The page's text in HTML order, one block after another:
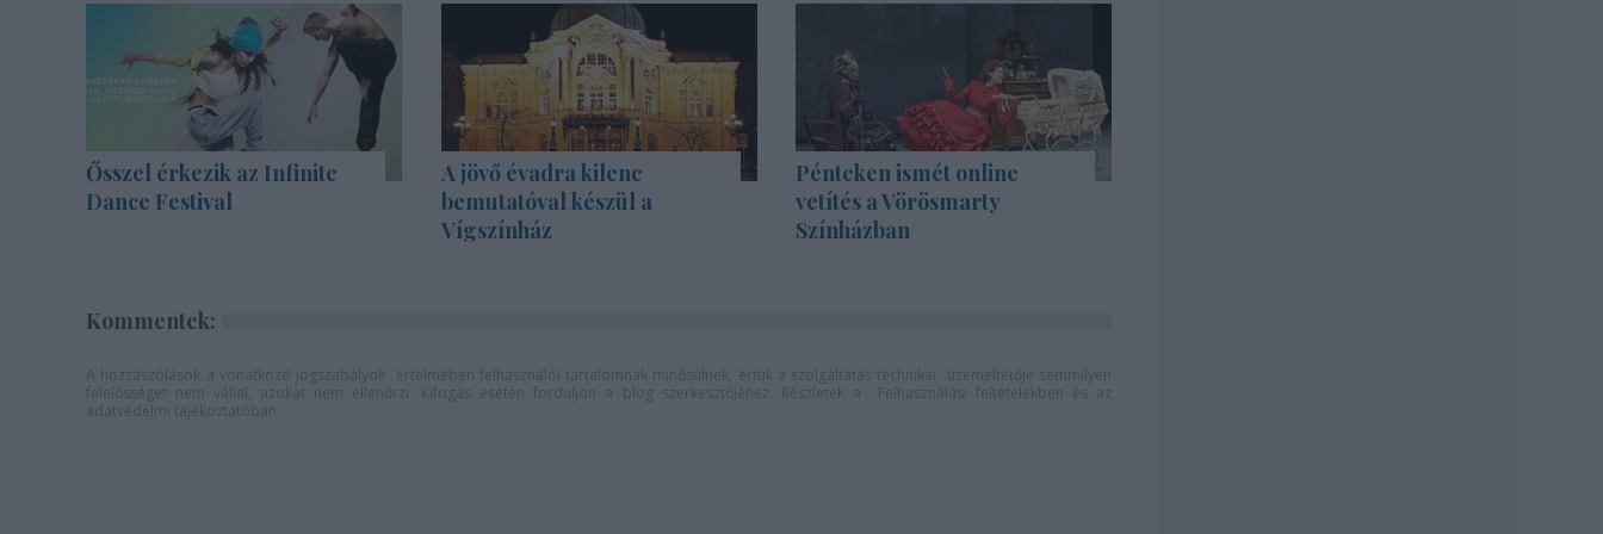
Ősszel érkezik az Infinite
Dance Festival
A jövő évadra kilenc
bemutatóval készül a
Vígszínház
Pénteken ismét online
vetítés a Vörösmarty
Színházban
Kommentek: